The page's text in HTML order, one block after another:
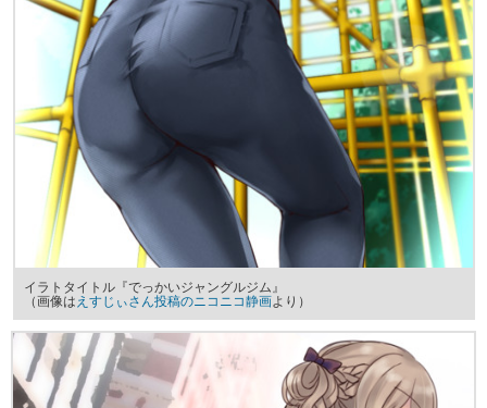
イラトタイトル『でっかいジャングルジム』
（画像は えすじぃさん投稿のニコニコ静画より）